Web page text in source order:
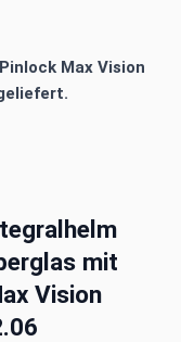
Max Vision
mit
Vision